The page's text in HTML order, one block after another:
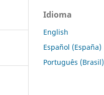
Idioma
English
Español (España)
Português (Brasil)